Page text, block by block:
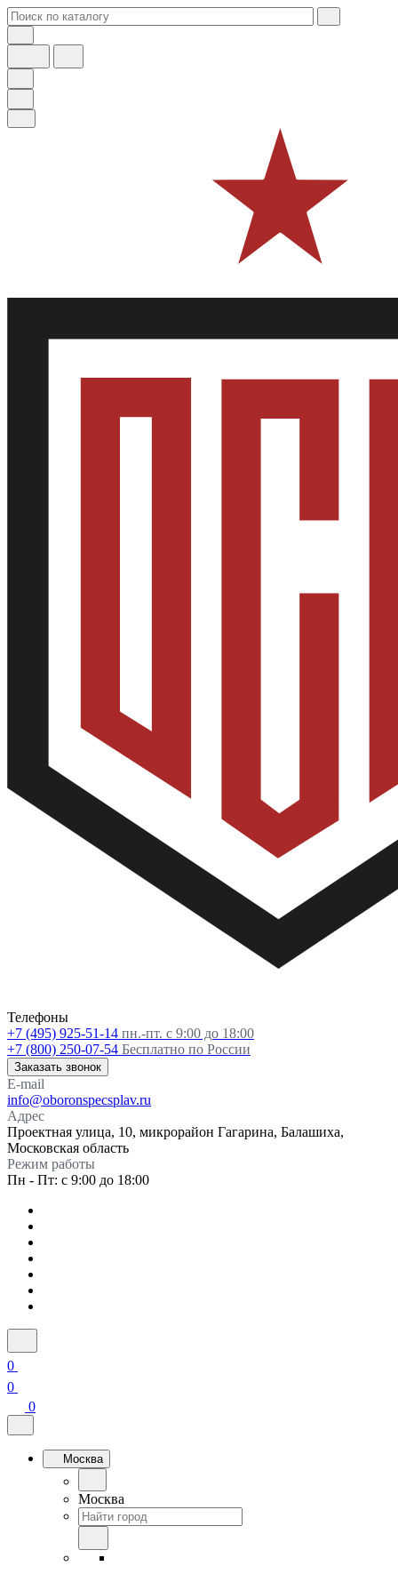
Телефоны
+7 (495) 925-51-14 пн.-пт. с 9:00 до 18:00
+7 (800) 250-07-54 Бесплатно по России
Заказать звонок
E-mail
info@oboronspecsplav.ru
Адрес
Проектная улица, 10, микрорайон Гагарина, Балашиха,
Московская область
Режим работы
Пн - Пт: с 9:00 до 18:00
0
0
0
Москва
Москва